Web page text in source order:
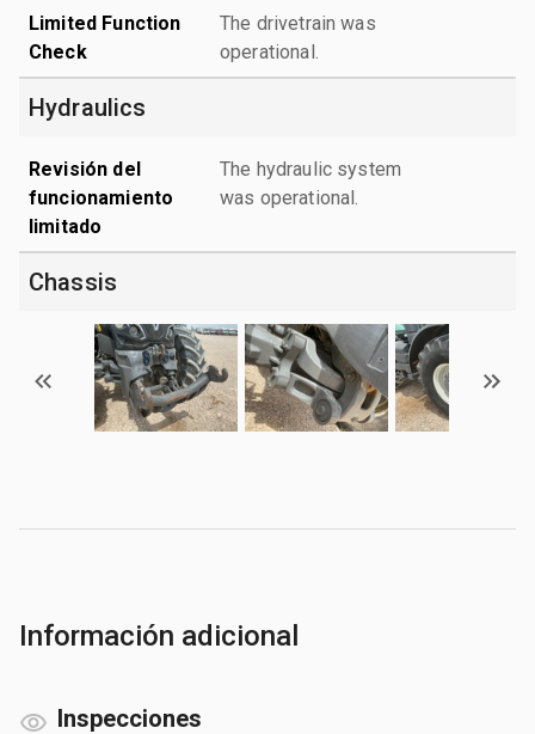
Limited Function
Check
The drivetrain was
operational.
Hydraulics
Revisión del
funcionamiento
limitado
The hydraulic system
was operational.
Chassis
Información adicional
Inspecciones